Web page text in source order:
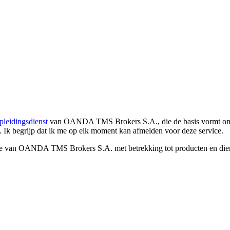
van OANDA TMS Brokers S.A., die de basis vormt
Ik begrijp dat ik me op elk moment kan afmelden voor deze service.
OANDA TMS Brokers S.A. met betrekking tot producten en